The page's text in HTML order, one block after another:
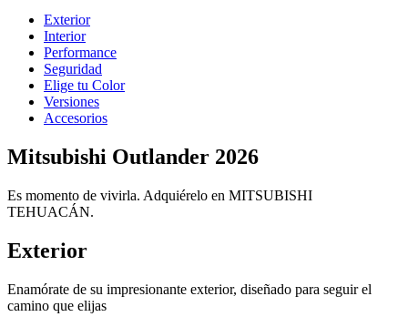
Exterior
Interior
Performance
Seguridad
Elige tu Color
Versiones
Accesorios
Mitsubishi Outlander 2026
Es momento de vivirla. Adquiérelo en MITSUBISHI
TEHUACÁN.
Exterior
Enamórate de su impresionante exterior, diseñado para seguir el
camino que elijas